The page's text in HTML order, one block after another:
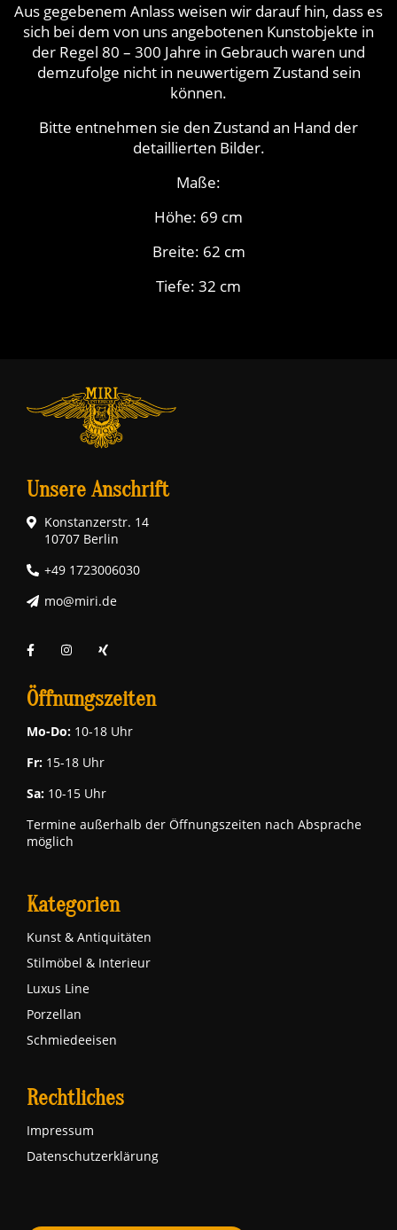
Aus gegebenem Anlass weisen wir darauf hin, dass es
sich bei dem von uns angebotenen Kunstobjekte in
der Regel 80 – 300 Jahre in Gebrauch waren und
demzufolge nicht in neuwertigem Zustand sein
können.
Bitte entnehmen sie den Zustand an Hand der
detaillierten Bilder.
Maße:
Höhe: 69 cm
Breite: 62 cm
Tiefe: 32 cm
Unsere Anschrift
Konstanzerstr. 14
10707 Berlin
+49 1723006030
mo@miri.de
Öffnungszeiten
Mo-Do: 10-18 Uhr
Fr: 15-18 Uhr
Sa: 10-15 Uhr
Termine außerhalb der Öffnungszeiten nach Absprache
möglich
Kategorien
Kunst & Antiquitäten
Stilmöbel & Interieur
Luxus Line
Porzellan
Schmiedeeisen
Rechtliches
Impressum
Datenschutzerklärung